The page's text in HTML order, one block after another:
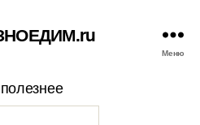
Меню